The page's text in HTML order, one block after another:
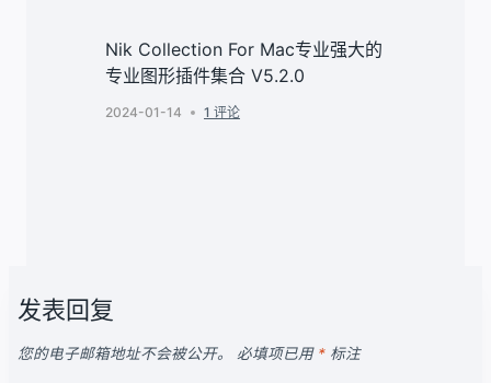
Nik Collection For Mac专业强大的
专业图形插件集合 V5.2.0
2024-01-14 1 评论
发表回复
您的电子邮箱地址不会被公开。 必填项已用 * 标注